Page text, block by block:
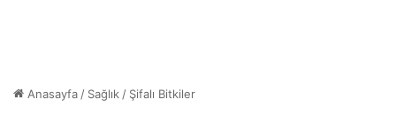
Anasayfa/ Sağlık/ Şifalı Bitkiler